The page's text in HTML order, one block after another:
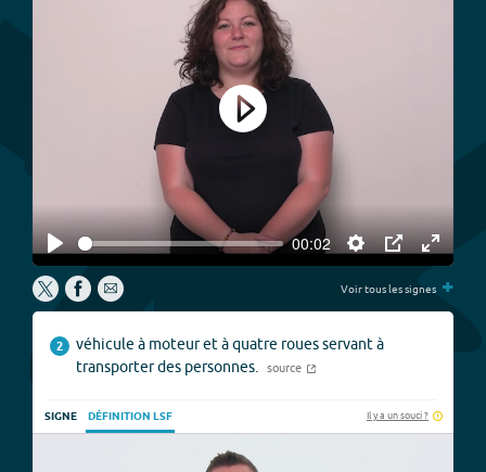
Play
00:02
Settings
PIP
Enter
Play
Voir tous les signes +
2
véhicule à moteur et à quatre roues servant à
transporter des personnes.
source
SIGNE DÉFINITION LSF Il y a un souci ?